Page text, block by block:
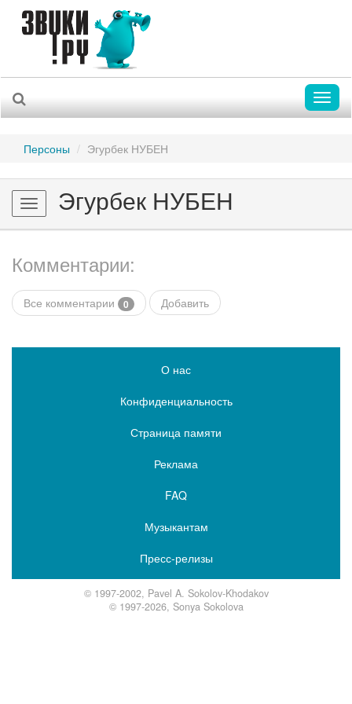
Персоны Эгурбек НУБЕН
Toggle
navigation
Эгурбек НУБЕН
Комментарии:
Все комментарии 0 Добавить
О нас
Конфиденциальность
Страница памяти
Реклама
FAQ
Музыкантам
Пресс-релизы
© 1997-2002, Pavel A. Sokolov-Khodakov
© 1997-2026, Sonya Sokolova